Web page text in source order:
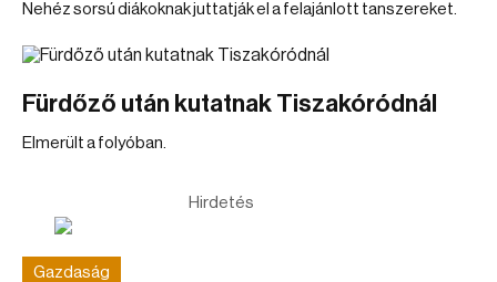
Nehéz sorsú diákoknak juttatják el a felajánlott tanszereket.
Fürdőző után kutatnak Tiszakóródnál
Elmerült a folyóban.
Hirdetés
Gazdaság